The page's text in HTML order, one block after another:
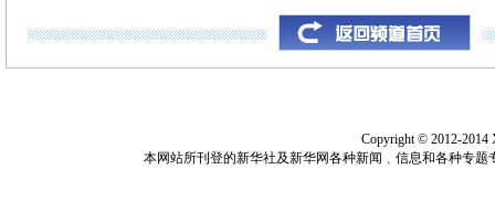
Copyright © 2012-2014
本网站所刊登的新华社及新华网各种新闻﹑信息和各种专